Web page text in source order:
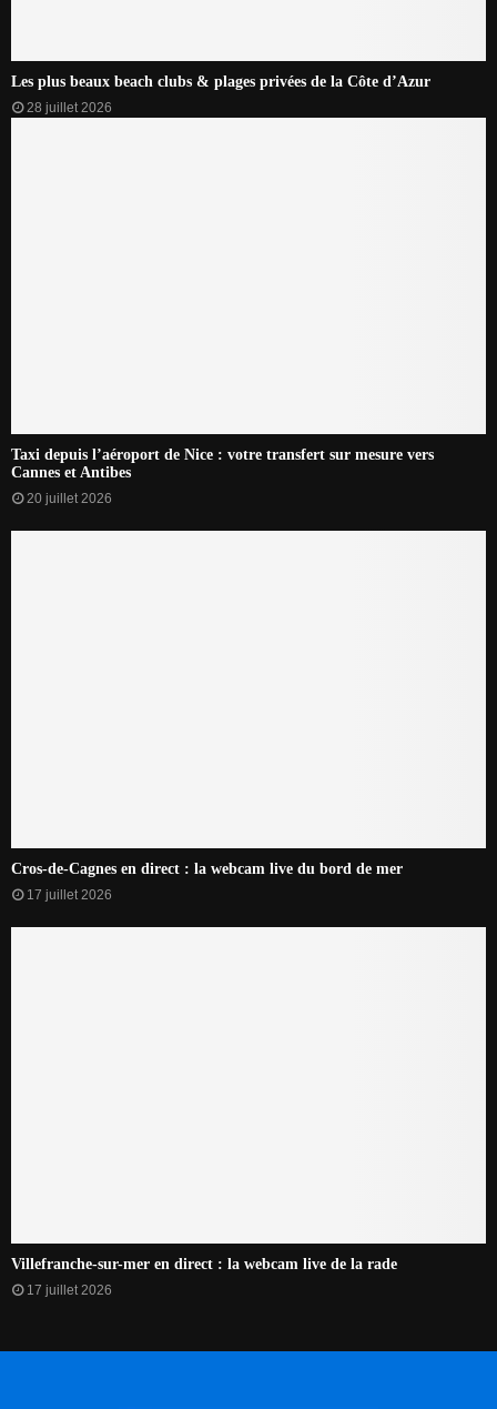
Les plus beaux beach clubs & plages privées de la Côte d’Azur
28 juillet 2026
Taxi depuis l’aéroport de Nice : votre transfert sur mesure vers
Cannes et Antibes
20 juillet 2026
Cros-de-Cagnes en direct : la webcam live du bord de mer
17 juillet 2026
Villefranche-sur-mer en direct : la webcam live de la rade
17 juillet 2026